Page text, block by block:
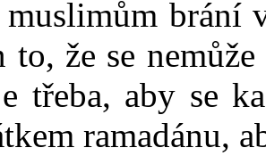
brání
to, že se
třeba, aby se
ramadánu,